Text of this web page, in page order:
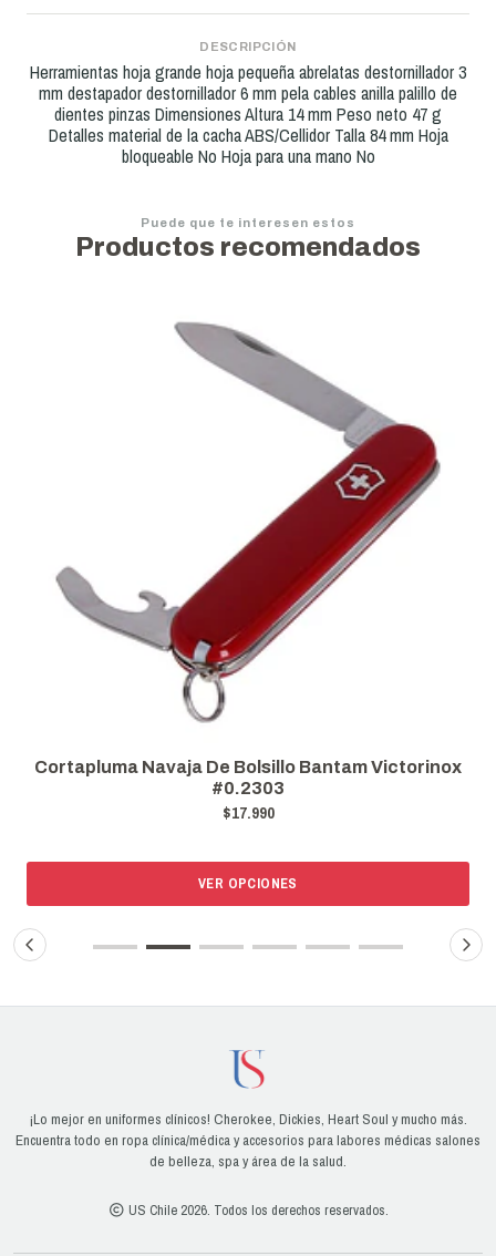
DESCRIPCIÓN
Herramientas hoja grande hoja pequeña abrelatas destornillador 3
mm destapador destornillador 6 mm pela cables anilla palillo de
dientes pinzas Dimensiones Altura 14 mm Peso neto 47 g
Detalles material de la cacha ABS/Cellidor Talla 84 mm Hoja
bloqueable No Hoja para una mano No
Puede que te interesen estos
Productos recomendados
Cortapluma Navaja De Bolsillo Bantam Victorinox
#0.2303
$17.990
VER OPCIONES
¡Lo mejor en uniformes clínicos! Cherokee, Dickies, Heart Soul y mucho más.
Encuentra todo en ropa clínica/médica y accesorios para labores médicas salones
de belleza, spa y área de la salud.
US Chile 2026. Todos los derechos reservados.